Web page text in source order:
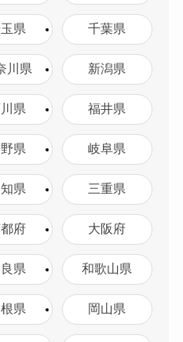
県 千葉県
川県 新潟県
県 福井県
県 岐阜県
県 三重県
府 大阪府
県 和歌山県
県 岡山県